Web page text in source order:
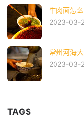
牛肉面怎
2023-03-
常州河海
2023-03-
TAGS